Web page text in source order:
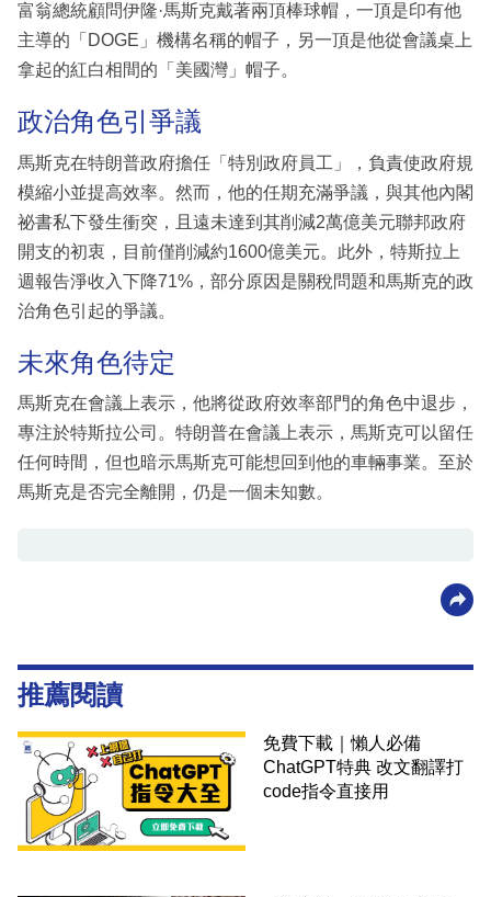
富翁總統顧問伊隆·馬斯克戴著兩頂棒球帽，一頂是印有他
主導的「DOGE」機構名稱的帽子，另一頂是他從會議桌上
拿起的紅白相間的「美國灣」帽子。
政治角色引爭議
馬斯克在特朗普政府擔任「特別政府員工」，負責使政府規
模縮小並提高效率。然而，他的任期充滿爭議，與其他內閣
祕書私下發生衝突，且遠未達到其削減2萬億美元聯邦政府
開支的初衷，目前僅削減約1600億美元。此外，特斯拉上
週報告淨收入下降71%，部分原因是關稅問題和馬斯克的政
治角色引起的爭議。
未來角色待定
馬斯克在會議上表示，他將從政府效率部門的角色中退步，
專注於特斯拉公司。特朗普在會議上表示，馬斯克可以留任
任何時間，但也暗示馬斯克可能想回到他的車輛事業。至於
馬斯克是否完全離開，仍是一個未知數。
推薦閱讀
免費下載｜懶人必備
ChatGPT特典 改文翻譯打
code指令直接用